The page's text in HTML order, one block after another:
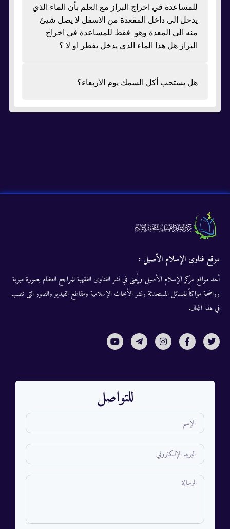
للمساعدة في اخراج البراز مع العلم بأن الماء الذي
يدحل الى داخل المقعدة من الاسفل لا يصل شيئ
منه الى المعدة وهو فقط للمساعدة في اخراج
البراز هل هذا الماء الذي يدخل يفطر او لا ؟
هل يستحب أكل السمك يوم الأربعاء؟
موقع فتاوى الإسلام الأصيل :
أحد مواقع مركز الإسلام الأصيل ويُعنى في نشر الفتاوى الفقهية للمراجع العظام بصورة مبوبة
وواضحة مواكباً للمسائل المستحدثة ونشر الأبحاث الإسلامية ومقاطع الفيديو والصور التى تصب
في هذا المجال.
للتواصل